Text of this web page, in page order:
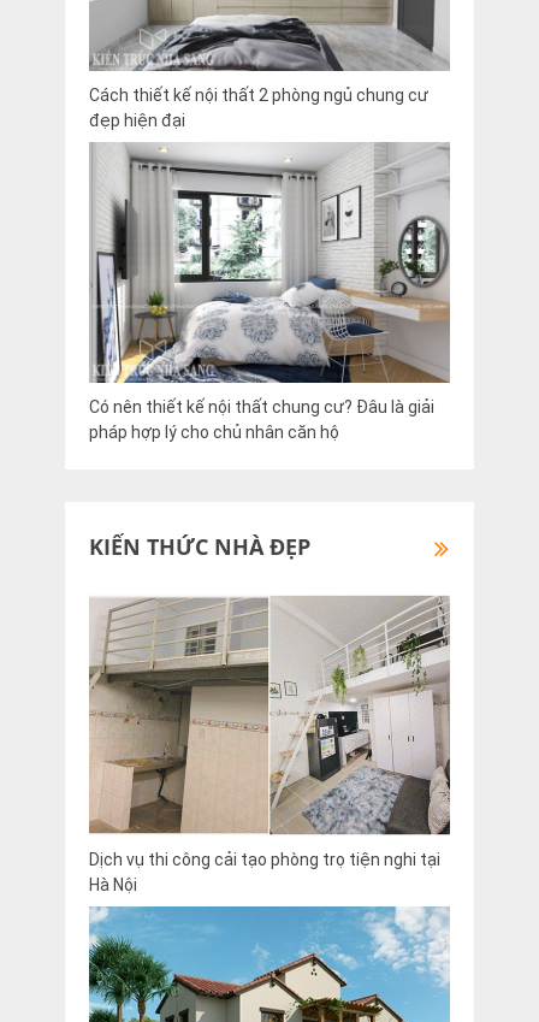
Cách thiết kế nội thất 2 phòng ngủ chung cư
đẹp hiện đại
Có nên thiết kế nội thất chung cư? Đâu là giải
pháp hợp lý cho chủ nhân căn hộ
KIẾN THỨC NHÀ ĐẸP
Dịch vụ thi công cải tạo phòng trọ tiện nghi tại
Hà Nội